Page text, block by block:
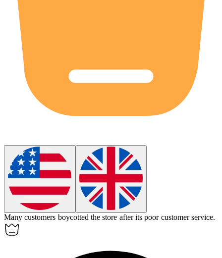
Many customers boycotted the store after its poor customer service.